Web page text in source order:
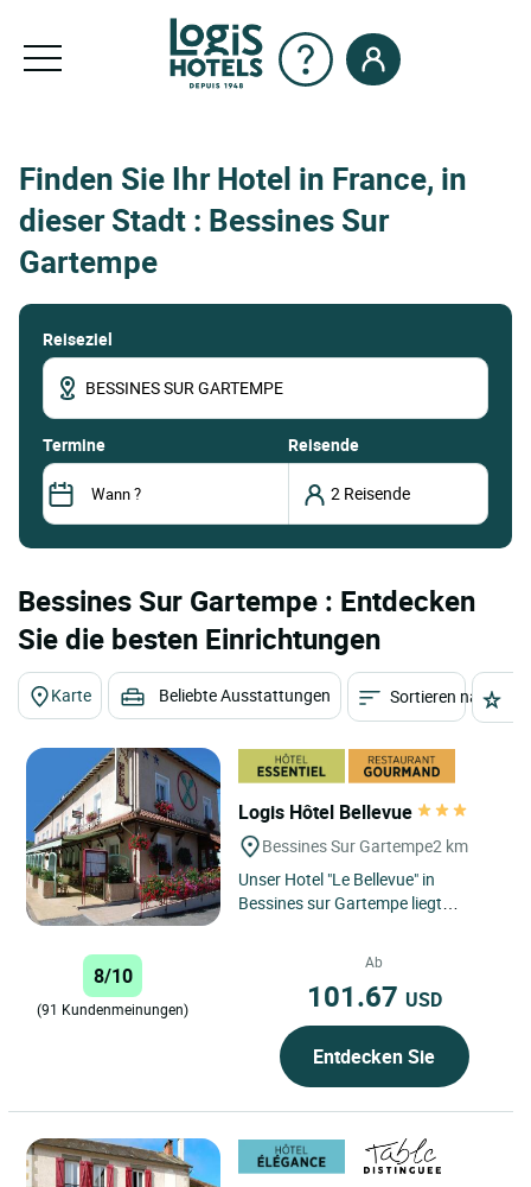
Finden Sie Ihr Hotel in France, in
dieser Stadt : Bessines Sur
Gartempe
Reiseziel
termine Reisende
Bessines Sur Gartempe : Entdecken
Sie die besten Einrichtungen
Karte Beliebte Ausstattungen Sortieren nach
Logis Hôtel Bellevue
Bessines Sur Gartempe2 km
Unser Hotel "Le Bellevue" in
Bessines sur Gartempe liegt
8/10
(91 Kundenmeinungen)
Ab
101.67 USD
Entdecken Sie